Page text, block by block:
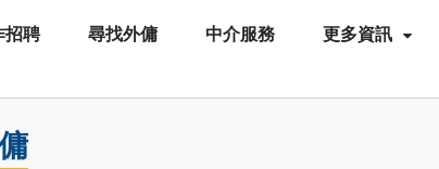
招聘 尋找外傭 中介服務 更多資訊